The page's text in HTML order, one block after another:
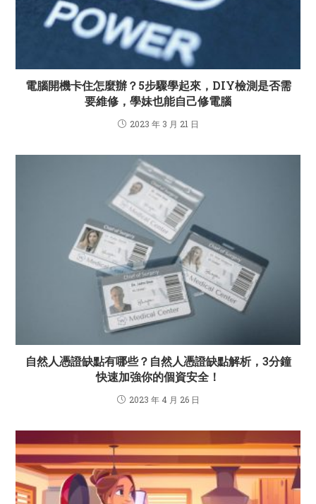
電腦開機卡住怎麼辦？5步驟學起來，DIY檢測是否需
要維修，學妹也能自己修電腦
2023 年 3 月 21 日
自然人憑證缺點有哪些？自然人憑證缺點解析，3分鐘
快速加強你的個資安全！
2023 年 4 月 26 日